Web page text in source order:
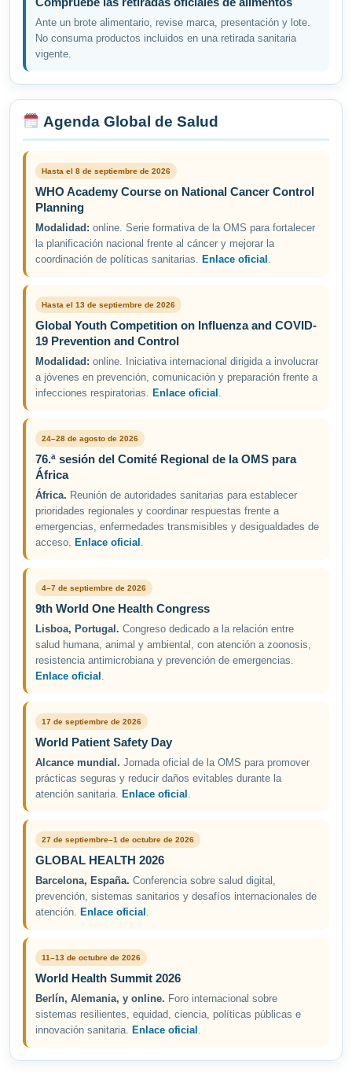
Ante un brote alimentario, revise marca, presentación y lote.
No consuma productos incluidos en una retirada sanitaria
vigente.
Agenda Global de Salud
Hasta el 8 de septiembre de 2026
WHO Academy Course on National Cancer Control
Planning
Modalidad: online. Serie formativa de la OMS para fortalecer
la planificación nacional frente al cáncer y mejorar la
coordinación de políticas sanitarias. Enlace oficial .
Hasta el 13 de septiembre de 2026
Global Youth Competition on Influenza and COVID-
19 Prevention and Control
Modalidad: online. Iniciativa internacional dirigida a involucrar
a jóvenes en prevención, comunicación y preparación frente a
infecciones respiratorias. Enlace oficial .
24–28 de agosto de 2026
76.ª sesión del Comité Regional de la OMS para
África
África. Reunión de autoridades sanitarias para establecer
prioridades regionales y coordinar respuestas frente a
emergencias, enfermedades transmisibles y desigualdades de
acceso. Enlace oficial .
4–7 de septiembre de 2026
9th World One Health Congress
Lisboa, Portugal. Congreso dedicado a la relación entre
salud humana, animal y ambiental, con atención a zoonosis,
resistencia antimicrobiana y prevención de emergencias.
Enlace oficial .
17 de septiembre de 2026
World Patient Safety Day
Alcance mundial. Jornada oficial de la OMS para promover
prácticas seguras y reducir daños evitables durante la
atención sanitaria. Enlace oficial .
27 de septiembre–1 de octubre de 2026
GLOBAL HEALTH 2026
Barcelona, España. Conferencia sobre salud digital,
prevención, sistemas sanitarios y desafíos internacionales de
atención. Enlace oficial .
11–13 de octubre de 2026
World Health Summit 2026
Berlín, Alemania, y online. Foro internacional sobre
sistemas resilientes, equidad, ciencia, políticas públicas e
innovación sanitaria. Enlace oficial .